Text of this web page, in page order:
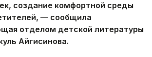
создание комфортной среды
— сообщила
отделом детской литературы
Айгисинова.